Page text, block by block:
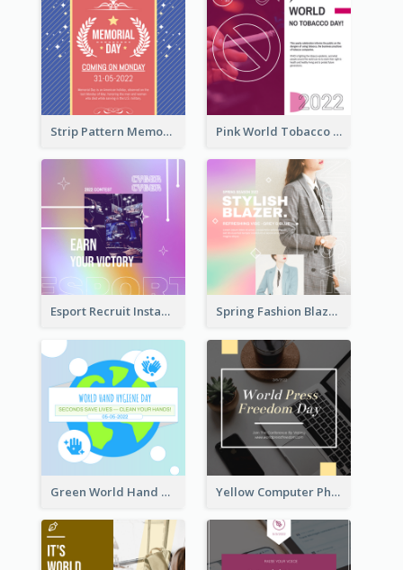
Strip Pattern Memorial Day Instagram Post Pink World Tobacco Day Instagram Post
Esport Recruit Instagram Post Spring Fashion Blazer Instagram Post
Green World Hand Hygiene Day Instagram Post Yellow Computer Photo World Press Freedom Day Instagram Post